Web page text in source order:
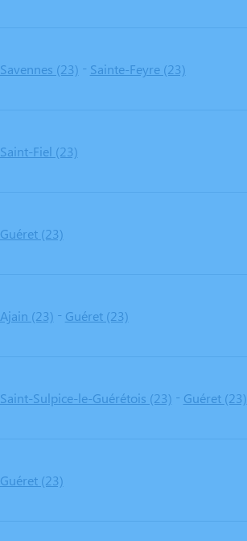
Savennes (23) - Sainte-Feyre (23)
Saint-Fiel (23)
Guéret (23)
Ajain (23) - Guéret (23)
Saint-Sulpice-le-Guérétois (23) - Guéret (23)
Guéret (23)